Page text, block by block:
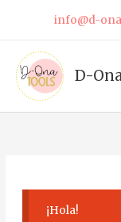
contenido
info@d-
D-
¡Hola!